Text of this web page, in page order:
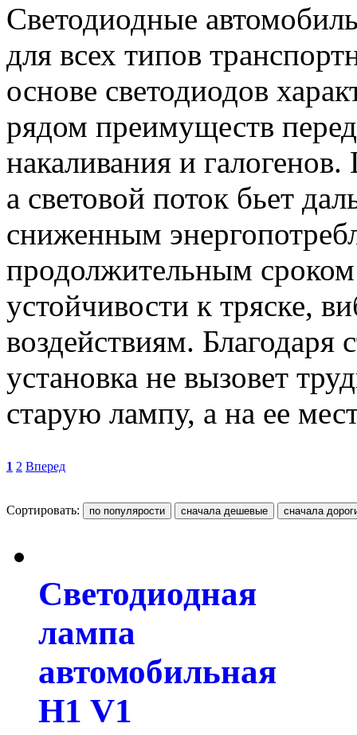
Светодиодные
для всех типов
основе светодиодов
рядом преимуществ
накаливания и
а световой поток бьет
сниженным
продолжительным
устойчивости к тряске,
воздействиям. Благодаря
установка не вызовет
старую лампу, а на ее
1 2 Вперед
Сортировать:
Светодиодная
лампа
автомобильная
H1 V1